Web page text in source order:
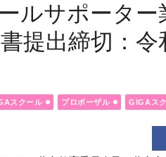
ルサポーター
提出締切：令
スクール プロポーザル GIGAス